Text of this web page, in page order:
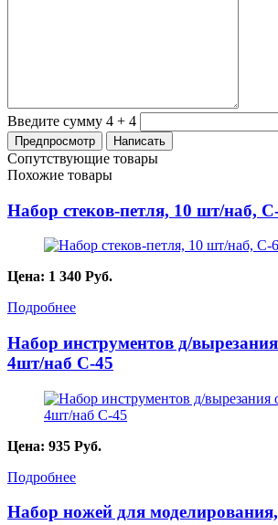
Введите сумму 4 + 4
Сопутствующие товары
Похожие товары
Набор стеков-петля, 10 шт/наб,
Цена: 1 340 Руб.
Подробнее
Набор инструментов д/вырезания
4шт/наб С-45
Цена: 935 Руб.
Подробнее
Набор ножей для